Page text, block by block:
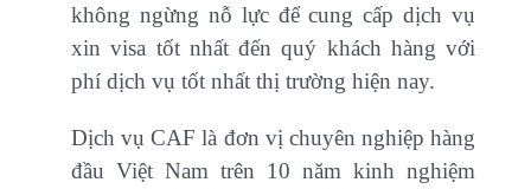
không ngừng nỗ lực để cung cấp dịch vụ
xin visa tốt nhất đến quý khách hàng với
phí dịch vụ tốt nhất thị trường hiện nay.
Dịch vụ CAF là đơn vị chuyên nghiệp hàng
đầu Việt Nam trên 10 năm kinh nghiệm